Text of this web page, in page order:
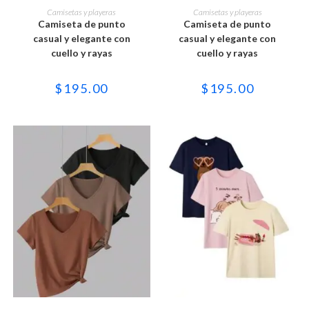
SELECCIONAR OPCIONES
producto
tiene
múltiples
variantes.
Las
opciones
elegir
en
de
producto
Camisetas y playeras
Camiseta de punto
casual y elegante con
cuello y rayas
$ 195.00
SELECCIONAR OPCIONES
producto
tiene
múltiples
variantes.
Las
opciones
elegir
en
Camisetas y playeras
Camiseta de punto
casual y elegante con
cuello y rayas
$ 195.00
Este